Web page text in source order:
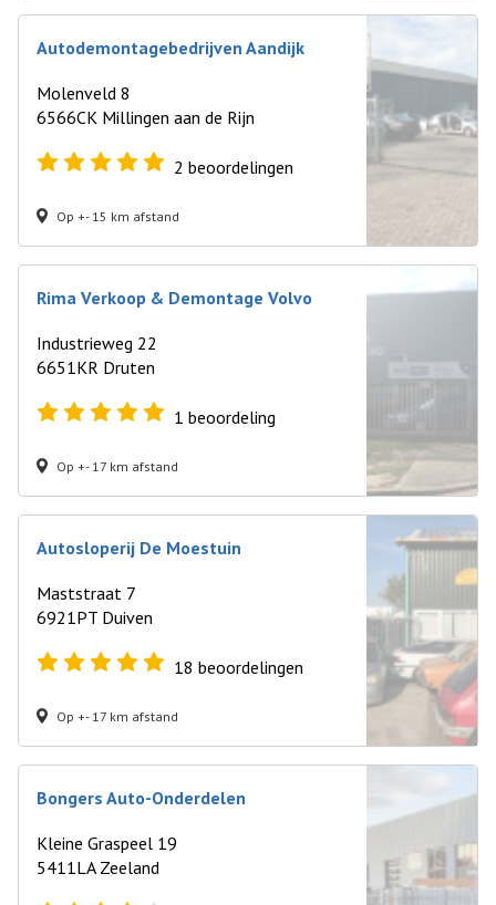
Autodemontagebedrijven Aandijk
Molenveld 8
6566CK Millingen aan de Rijn
2 beoordelingen
Op +- 15 km afstand
Rima Verkoop & Demontage Volvo
Industrieweg 22
6651KR Druten
1 beoordeling
Op +- 17 km afstand
Autosloperij De Moestuin
Maststraat 7
6921PT Duiven
18 beoordelingen
Op +- 17 km afstand
Bongers Auto-Onderdelen
Kleine Graspeel 19
5411LA Zeeland